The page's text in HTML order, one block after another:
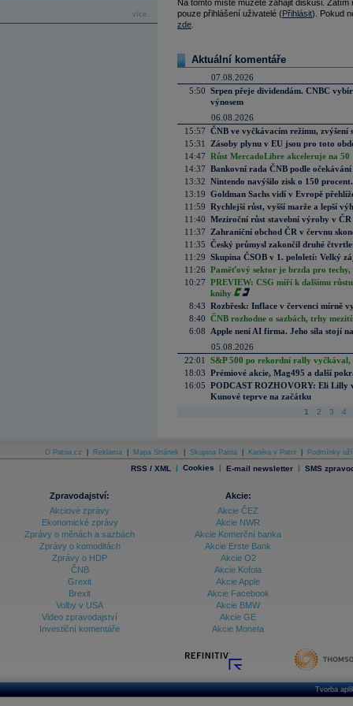
více...
Na tomto místě můžete zahájit diskusi.
pouze přihlášení uživatelé (Přihlásit). Pokud
zde
Aktuální komentáře
07.08.2026
5:50 Srpen přeje dividendám. CNBC
výnosem
06.08.2026
15:57 ČNB ve vyčkávacím režimu, zvýšení
15:31
Zásoby plynu v EU jsou pro toto
14:47 Růst MercadoLibre akceleruje na
14:37 Bankovní rada ČNB podle
13:32 Nintendo navýšilo zisk o 150
13:19 Goldman Sachs vidí v Evropě
11:59 Rychlejší růst, vyšší marže a lepší
11:40 Meziroční růst stavební výroby v
11:37
Zahraniční obchod ČR v červnu
11:35 Český průmysl zakončil druhé
11:29 Skupina ČSOB v 1. pololetí: Velký
11:26 Paměťový sektor je brzda pro techy,
10:27 PREVIEW: CSG míří k dalšímu
knihy
8:43 Rozbřesk: Inflace v červenci mírně
8:40 ČNB rozhodne o sazbách, trhy
6:08
Apple není AI firma. Jeho síla stojí
05.08.2026
22:01
S&P 500 po rekordní rally vyčkával,
18:03 Prémiové akcie, Mag495 a další
16:05 PODCAST ROZHOVORY: Eli Lilly
Kunové teprve na začátku
1 2 3 4
O Patria.cz Reklama Mapa Stránek Skupina Patria Kariéra v Patrii Podmínky
RSS / XML | Cookies | E-mail newsletter | SMS
Zpravodajství:
Akciové zprávy
Ekonomické zprávy
Zprávy o měnách a sazbách
Zprávy o komoditách
Zprávy o HDP
ČNB
Grexit
Brexit
Volby v USA
Video zpravodajství
Investiční komentáře
Akcie:
Akcie ČEZ
Akcie NWR
Akcie Komerční banka
Akcie Erste Bank
Akcie O2
Akcie Kofola
Akcie Apple
Akcie Facebook
Akcie BMW
Akcie GE
Akcie Moneta
Tvorba